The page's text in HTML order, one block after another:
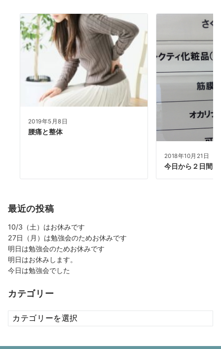
2019年5月8日
腰痛と整体
2018年10月21日
今日から２日間は
最近の投稿
10/3（土）はお休みです
27日（月）は勉強会のためお休みです
明日は勉強会のためお休みです
明日はお休みします。
今日は勉強会でした
カテゴリー
カ
テ